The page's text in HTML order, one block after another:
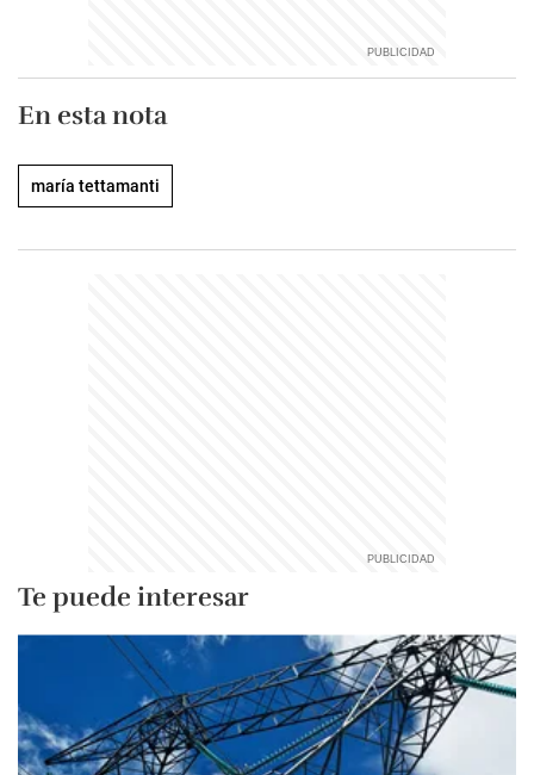
En esta nota
maría tettamanti
Te puede interesar